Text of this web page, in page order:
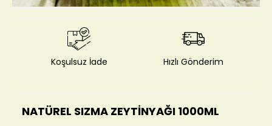
Koşulsuz İade Hızlı Gönderim
NATÜREL SIZMA ZEYTİNYAĞI 1000ML